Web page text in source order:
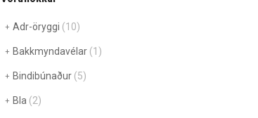
Adr-öryggi (10)
Bakkmyndavélar (1)
Bindibúnaður (5)
Bla (2)